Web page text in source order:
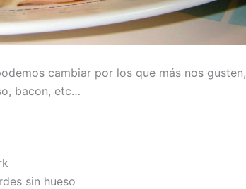
cambiar por los que más nos gusten,
bacon, etc…
sin hueso